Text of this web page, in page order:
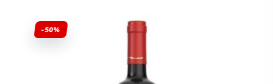
-50%